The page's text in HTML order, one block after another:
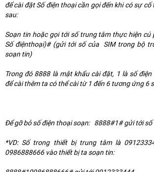
để cài đặt Số điện thoại cần gọi đến khi có sự
sau:
Soạn tin hoặc gọi tới số trung tâm thực hiện cú
Số điệnthoại)# (gửi tới số của SIM trong bộ
soạn tin)
Trong đó 8888 là mật khẩu cài đặt, 1 là số
để cài thêm ta có thể cài từ 1 đến 6 tương ứng 6
Để gỡ bỏ số điện thoại soạn: 8888#1# gửi tới
*VD: Số trong thiết bị trung tâm là
0986888666 vào thiết bị ta soạn tin: